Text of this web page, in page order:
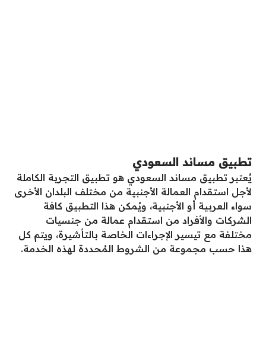
تطبيق مساند السعودي
يُعتبر تطبيق مساند السعودي هو تطبيق التجربة الكاملة
لأجل استقدام العمالة الأجنبية من مختلف البلدان الأخرى
سواء العربية أو الأجنبية، ويُمكن هذا التطبيق كافة
الشركات والأفراد من استقدام عمالة من جنسيات
مختلفة مع تيسير الإجراءات الخاصة بالتأشيرة، ويتم كل
هذا حسب مجموعة من الشروط المُحددة لهذه الخدمة.